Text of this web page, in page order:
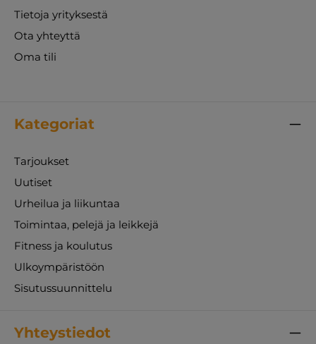
Tietoja yrityksestä
Ota yhteyttä
Oma tili
Kategoriat
Tarjoukset
Uutiset
Urheilua ja liikuntaa
Toimintaa, pelejä ja leikkejä
Fitness ja koulutus
Ulkoympäristöön
Sisutussuunnittelu
Yhteystiedot